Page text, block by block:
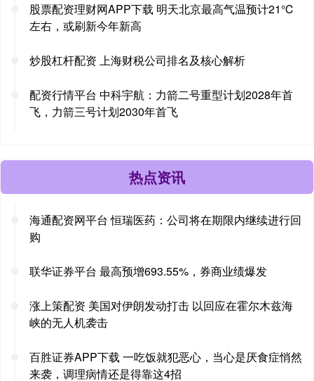
股票配资理财网APP下载 明天北京最高气温预计21℃
左右，或刷新今年新高
炒股杠杆配资 上海财税公司排名及核心解析
配资行情平台 中科宇航：力箭二号重型计划2028年首
飞，力箭三号计划2030年首飞
热点资讯
海通配资网平台 恒瑞医药：公司将在期限内继续进行回
购
联华证券平台 最高预增693.55%，券商业绩爆发
涨上策配资 美国对伊朗发动打击 以回应在霍尔木兹海
峡的无人机袭击
百胜证券APP下载 一吃饭就犯恶心，当心是厌食症悄然
来袭，调理病情还是得靠这4招